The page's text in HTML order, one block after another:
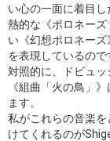
い心の一面に着目
熱的な《ポロネー
い《幻想ポロネー
を表現しているので
対照的に、ドビュ
《組曲「火の鳥」
ます。
私がこれらの音楽
けてくれるのが